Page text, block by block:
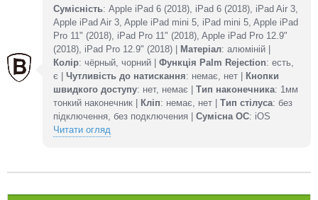
Сумісність: Apple iPad 6 (2018), iPad 6 (2018), iPad Air 3,
Apple iPad Air 3, Apple iPad mini 5, iPad mini 5, Apple iPad
Pro 11" (2018), iPad Pro 11" (2018), Apple iPad Pro 12.9"
(2018), iPad Pro 12.9" (2018) |
Матеріал: алюміній |
Колір: чёрный, чорний | Функція Palm Rejection: есть,
є | Чутливість до натискання: немає, нет |
Кнопки
швидкого доступу: нет, немає | Тип наконечника: 1мм
тонкий наконечник |
Кліп: немає, нет | Тип стілуса: без
підключення, без подключения | Сумісна ОС: iOS
Читати огляд